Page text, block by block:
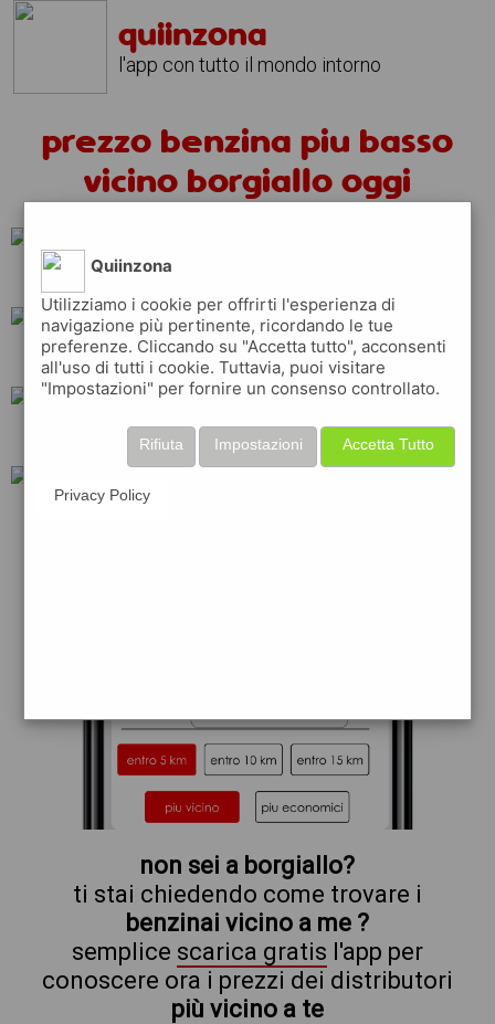
quiinzona
l'app con tutto il mondo intorno
prezzo benzina piu basso
vicino borgiallo oggi
esso
ip repsol api
erg q8
non sei a borgiallo?
ti stai chiedendo come trovare i
benzinai vicino a me ?
semplice scarica gratis l'app per
conoscere ora i prezzi dei distributori
più vicino a te
Quiinzona
Utilizziamo i cookie per offrirti l'esperienza di
navigazione più pertinente, ricordando le tue
preferenze. Cliccando su "Accetta tutto", acconsenti
all'uso di tutti i cookie. Tuttavia, puoi visitare
"Impostazioni" per fornire un consenso controllato.
Accetta Tutto
Impostazioni
Rifiuta
Privacy Policy